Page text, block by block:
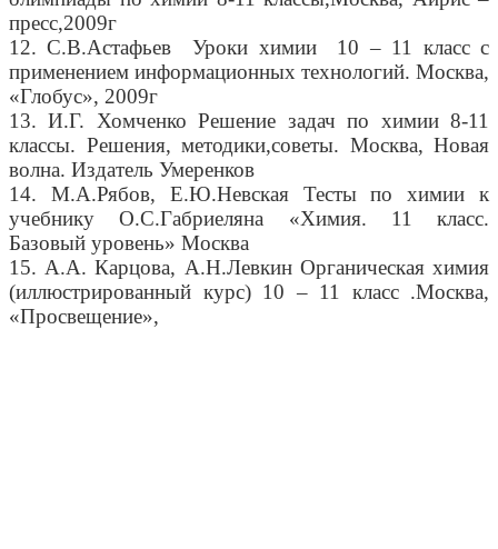
пресс,2009г
12. С.В.Астафьев Уроки химии 10 – 11 класс с
применением информационных технологий. Москва,
«Глобус», 2009г
13. И.Г. Хомченко Решение задач по химии 8-11
классы. Решения, методики,советы. Москва, Новая
волна. Издатель Умеренков
14. М.А.Рябов, Е.Ю.Невская Тесты по химии к
учебнику О.С.Габриеляна «Химия. 11 класс.
Базовый уровень» Москва
15. А.А. Карцова, А.Н.Левкин Органическая химия
(иллюстрированный курс) 10 – 11 класс .Москва,
«Просвещение»,